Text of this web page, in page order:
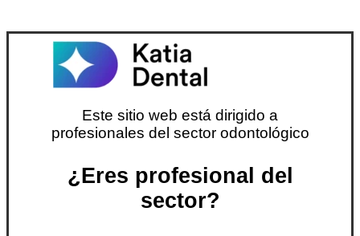
Este sitio web está dirigido a
profesionales del sector odontológico
¿Eres profesional del
sector?